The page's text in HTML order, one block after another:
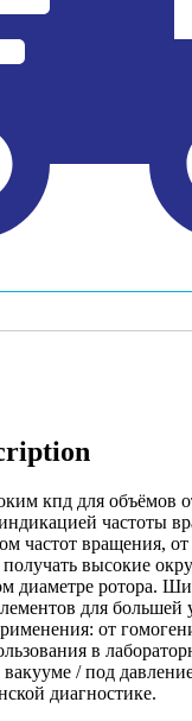
кпд для объёмов
частоты
частот вращения,
высокие
диаметре ротора.
для большей
от
в
/ под
диагностике.